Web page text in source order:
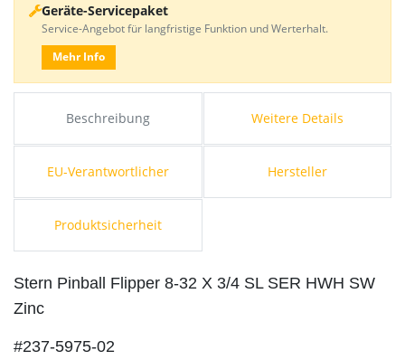
Beschreibung Weitere Details
EU-Verantwortlicher Hersteller
Produktsicherheit
Stern Pinball Flipper 8-32 X 3/4 SL SER HWH SW
Zinc
#237-5975-02
Geräte-Servicepaket
Service-Angebot für langfristige Funktion und Werterhalt.
Mehr Info